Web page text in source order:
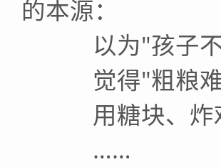
的本源：
以为"孩子不
觉得"粗粮难
用糖块、炸
……